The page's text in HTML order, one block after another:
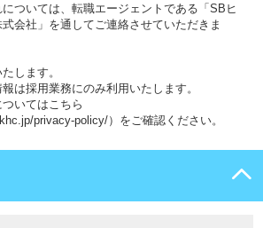
ついては、転職エージェントである「SBヒ
会社」を通してご連絡させていただきま
します。
は採用業務にのみ利用いたします。
いてはこちら
privacy-policy/）をご確認ください。